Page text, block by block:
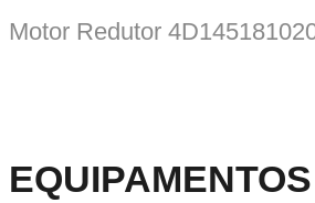
Motor Redutor